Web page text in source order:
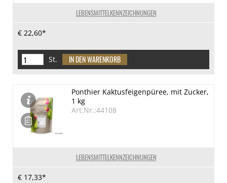
LEBENSMITTELKENNZEICHNUNGEN
€ 22,60*
St.
LEBENSMITTELKENNZEICHNUNGEN
Ponthier Kaktusfeigenpüree, mit Zucker,
1 kg
Art.Nr.:44108
€ 17,33*